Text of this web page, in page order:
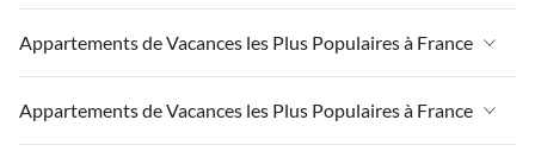
Appartements de Vacances à Côte atlantique
Appartements de Vacances à la Normandie
Appartements de Vacances à Paris-Ile de France
Appartements de Vacances à Paris
Appartements de Vacances à Côte atlantique
Appartements de Vacances à France
Appartements de Vacances à Paris-Ile de France
Appartements de Vacances à Paris
Appartements de Vacances les Plus Populaires à France
Appartements de Vacances à France
Appartements de Vacances à Paris-Ile de France
Appartements de Vacances les Plus Populaires à France